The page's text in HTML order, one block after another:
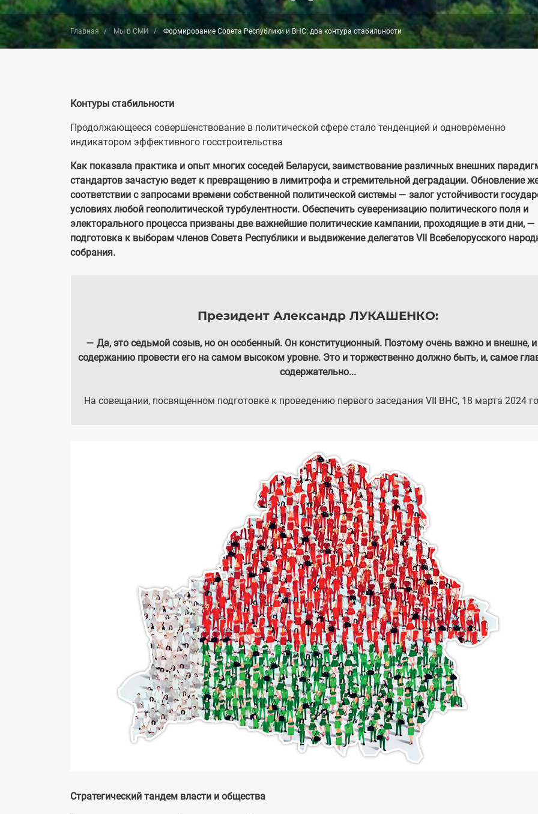
Главная Мы в СМИ Формирование Совета Республики и ВНС: два контура стабильности
Контуры стабильности
Продолжающееся совершенствование в политической сфере стало тенденцией и одновременно
индикатором эффективного госстроительства
Как показала практика и опыт многих соседей Беларуси, заимствование различных внешних
стандартов зачастую ведет к превращению в лимитрофа и стремительной деградации. Обновление
соответствии с запросами времени собственной политической системы — залог устойчивости
условиях любой геополитической турбулентности. Обеспечить суверенизацию политического поля и
электорального процесса призваны две важнейшие политические кампании, проходящие в эти дни, —
подготовка к выборам членов Совета Республики и выдвижение делегатов VII Всебелорусского
собрания.
Президент Александр ЛУКАШЕНКО:
— Да, это седьмой созыв, но он особенный. Он конституционный. Поэтому очень важно и внешне,
содержанию провести его на самом высоком уровне. Это и торжественно должно быть, и, самое
содержательно...
На совещании, посвященном подготовке к проведению первого заседания VII ВНС, 18 марта 2024
Стратегический тандем власти и общества